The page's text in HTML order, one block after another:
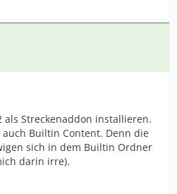
als Streckenaddon installieren.
auch Builtin Content. Denn die
sich in dem Builtin Ordner
darin irre).